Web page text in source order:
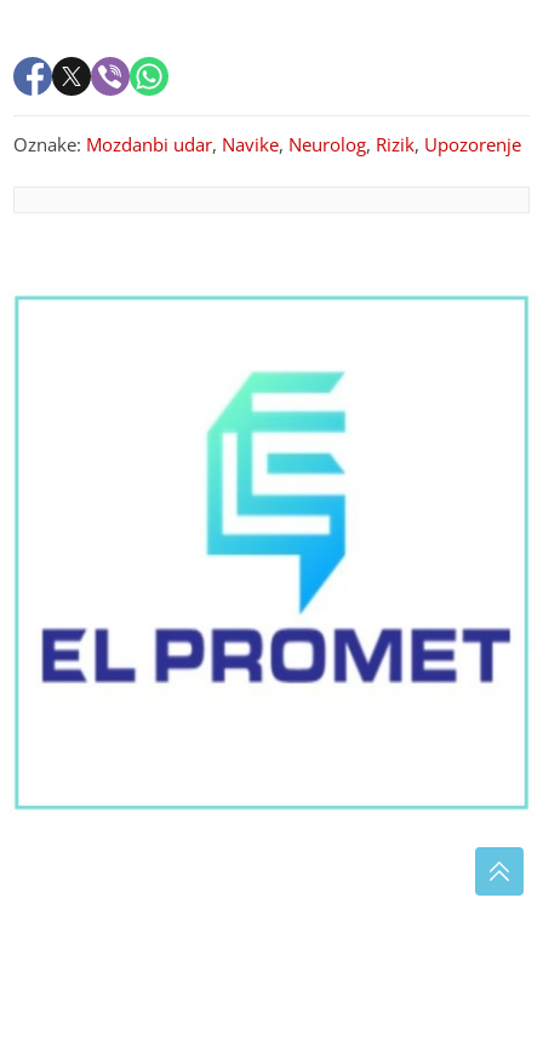
Oznake: Mozdanbi udar, Navike, Neurolog, Rizik, Upozorenje
(FOTO) ĐANI BEZ ZUBAFotografija izazvala smijeh,
ali i zabrinutost fanova, mnogi se pitaju šta mu se
Kardiolog o simptomima toplotnog
udara: Jedan nikako nemojte
ignorisati